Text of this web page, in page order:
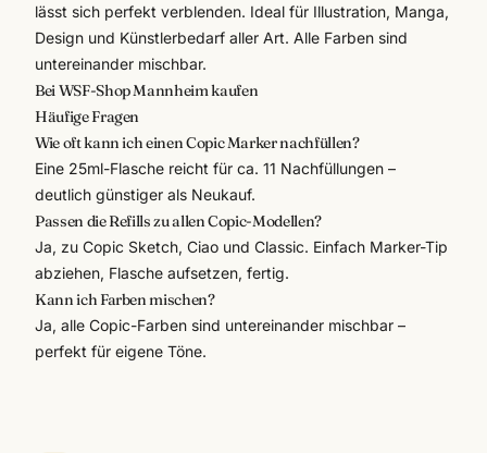
lässt sich perfekt verblenden. Ideal für Illustration, Manga,
Design und Künstlerbedarf aller Art. Alle Farben sind
untereinander mischbar.
Bei WSF-Shop Mannheim kaufen
Häufige Fragen
Wie oft kann ich einen Copic Marker nachfüllen?
Eine 25ml-Flasche reicht für ca. 11 Nachfüllungen –
deutlich günstiger als Neukauf.
Passen die Refills zu allen Copic-Modellen?
Ja, zu Copic Sketch, Ciao und Classic. Einfach Marker-Tip
abziehen, Flasche aufsetzen, fertig.
Kann ich Farben mischen?
Ja, alle Copic-Farben sind untereinander mischbar –
perfekt für eigene Töne.